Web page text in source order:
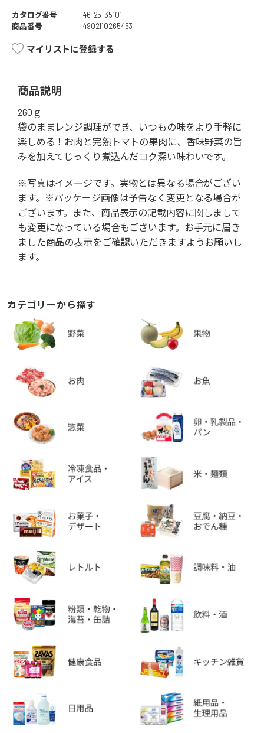
カタログ番号
46-25-35101
商品番号
4902110265453
マイリストに登録する
商品説明
260ｇ
袋のままレンジ調理ができ、いつもの味をより手軽に
楽しめる！お肉と完熟トマトの果肉に、香味野菜の旨
みを加えてじっくり煮込んだコク深い味わいです。
※写真はイメージです。実物とは異なる場合がござい
ます。※パッケージ画像は予告なく変更となる場合が
ございます。また、商品表示の記載内容に関しまして
も変更になっている場合もございます。お手元に届き
ました商品の表示をご確認いただきますようお願いし
ます。
カテゴリーから探す